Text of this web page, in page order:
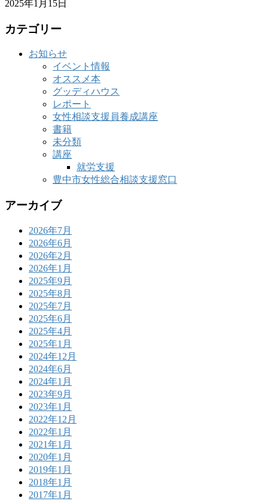
2025年1月15日
カテゴリー
お知らせ
イベント情報
オススメ本
グッディハウス
レポート
女性相談支援員養成講座
書籍
未分類
講座
就労支援
豊中市女性総合相談支援窓口
アーカイブ
2026年7月
2026年6月
2026年2月
2026年1月
2025年9月
2025年8月
2025年7月
2025年6月
2025年4月
2025年1月
2024年12月
2024年6月
2024年1月
2023年9月
2023年1月
2022年12月
2022年1月
2021年1月
2020年1月
2019年1月
2018年1月
2017年1月